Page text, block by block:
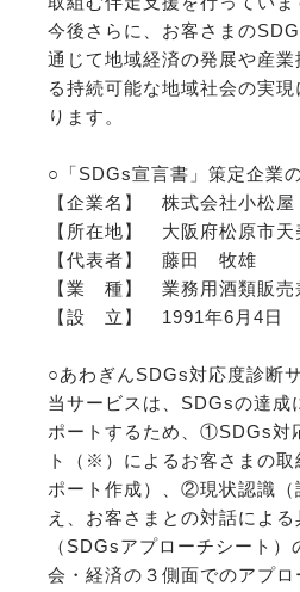
今後さらに、お客さまの
通じて地域経済の発展や産
る持続可能な地域社会の実
ります。
○「SDGs宣言書」策定企業
【企業名】 株式会社小松屋
【所在地】 大阪府松原市
【代表者】 藤田 牧雄
【業 種】 業務用酒類販売
【設 立】 1991年6月4日
○あわぎんSDGs対応度診断
当サービスは、SDGsの達成
ポートするため、①SDGs対
ト（※）によるお客さまの取
ポート作成）、②現状認識（
え、お客さまとの対話によ
（SDGsアプローチシート
会・経済の３側面でのアプ